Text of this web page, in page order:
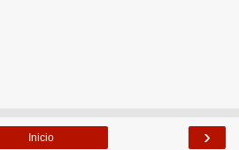
›
Inicio